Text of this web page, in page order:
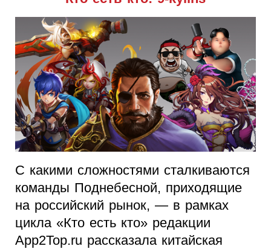
С какими сложностями сталкиваются
команды Поднебесной, приходящие
на российский рынок, — в рамках
цикла «Кто есть кто» редакции
App2Top.ru рассказала китайская